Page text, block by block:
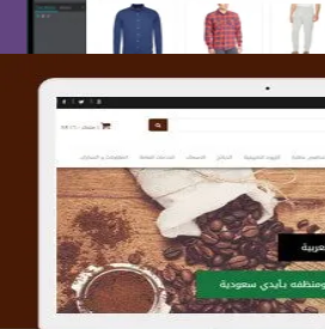
متجر الكاجو
التفاصيل